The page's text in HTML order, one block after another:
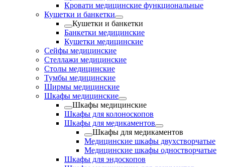
Кровати медицинские функциональные
Кушетки и банкетки
Кушетки и банкетки
Банкетки медицинские
Кушетки медицинские
Сейфы медицинские
Стеллажи медицинские
Столы медицинские
Тумбы медицинские
Ширмы медицинские
Шкафы медицинские
Шкафы медицинские
Шкафы для колоноскопов
Шкафы для медикаментов
Шкафы для медикаментов
Медицинские шкафы двухстворчатые
Медицинские шкафы одностворчатые
Шкафы для эндоскопов